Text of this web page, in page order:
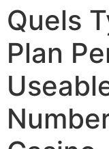
Quels
Plan